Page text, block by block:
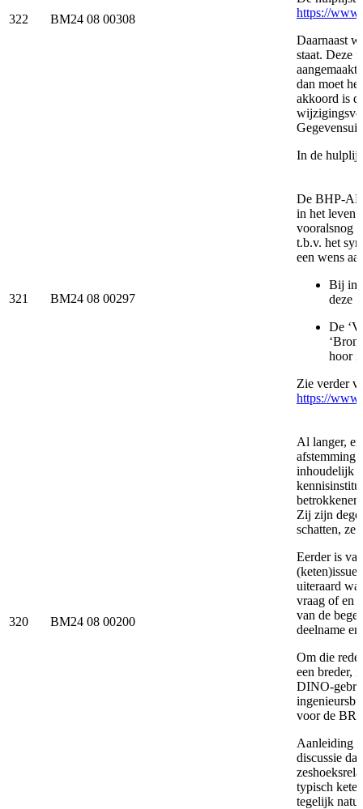
322 BM24 08 00308
https://
Daarnaast
staat. Deze
dan moet
akkoord is
In de
321 BM24 08 00297
De BHP-
in het leven
vooralsnog
t.b.v. het
een wens
Bij
deze
De
hoor
Zie verder
https://
320 BM24 08 00200
Al langer,
afstemming
inhoudelijk
Zij zijn
schatten, ze
Eerder is
uiteraard
vraag of en
van de
deelname
Om die
een breder,
DINO-
voor de
Aanleiding
discussie
typisch
tegelijk